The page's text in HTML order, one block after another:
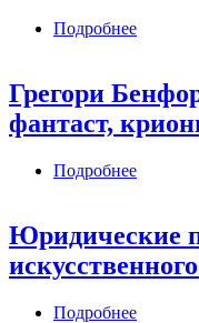
Подробнее
Грегори
фантаст,
Подробнее
Юридические
Подробнее